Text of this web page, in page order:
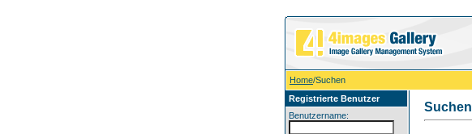
Home/Suchen
Registrierte Benutzer
Benutzername:
Suchen